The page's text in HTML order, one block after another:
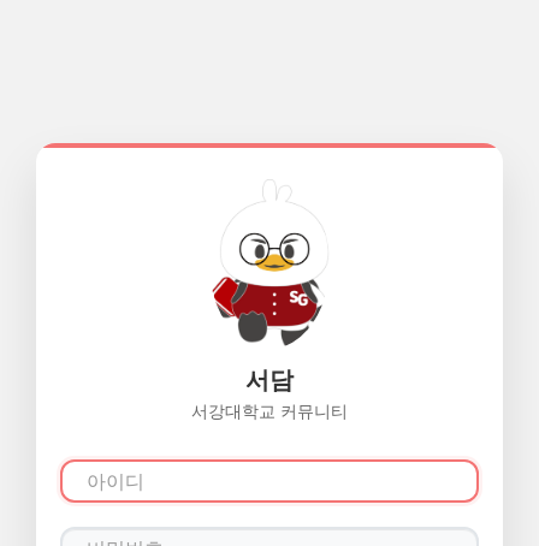
서담
서강대학교 커뮤니티